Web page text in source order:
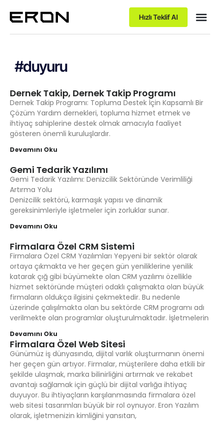
Hızlı Teklif Al
#duyuru
Dernek Takip, Dernek Takip Programı
Dernek Takip Programı: Topluma Destek İçin Kapsamlı Bir
Çözüm Yardım dernekleri, topluma hizmet etmek ve
ihtiyaç sahiplerine destek olmak amacıyla faaliyet
gösteren önemli kuruluşlardır.
Devamını Oku
Gemi Tedarik Yazılımı
Gemi Tedarik Yazılımı: Denizcilik Sektöründe Verimliliği
Artırma Yolu
Denizcilik sektörü, karmaşık yapısı ve dinamik
gereksinimleriyle işletmeler için zorluklar sunar.
Devamını Oku
Firmalara Özel CRM Sistemi
Firmalara Özel CRM Yazılımları Yepyeni bir sektör olarak
ortaya çıkmakta ve her geçen gün yeniliklerine yenilik
katarak çığ gibi büyümekte olan CRM yazılımı özellikle
hizmet sektöründe müşteri odaklı çalışmakta olan büyük
firmaların oldukça ilgisini çekmektedir. Bu nedenle
üzerinde çalışılmakta olan bu sektörde CRM programı adı
verilmekte olan programlar oluşturulmaktadır. İşletmelerin
Devamını Oku
Firmalara Özel Web Sitesi
Günümüz iş dünyasında, dijital varlık oluşturmanın önemi
her geçen gün artıyor. Firmalar, müşterilere daha etkili bir
şekilde ulaşmak, marka bilinirliğini artırmak ve rekabet
avantajı sağlamak için güçlü bir dijital varlığa ihtiyaç
duyuyor. Bu ihtiyaçların karşılanmasında firmalara özel
web sitesi tasarımları büyük bir rol oynuyor. Eron Yazılım
olarak, işletmenizin kimliğini yansıtan,